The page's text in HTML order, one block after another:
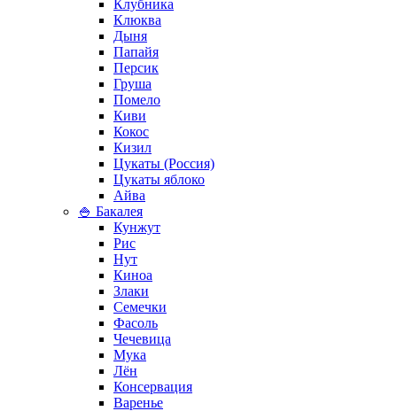
Клубника
Клюква
Дыня
Папайя
Персик
Груша
Помело
Киви
Кокос
Кизил
Цукаты (Россия)
Цукаты яблоко
Айва
🍚 Бакалея
Кунжут
Рис
Нут
Киноа
Злаки
Семечки
Фасоль
Чечевица
Мука
Лён
Консервация
Варенье